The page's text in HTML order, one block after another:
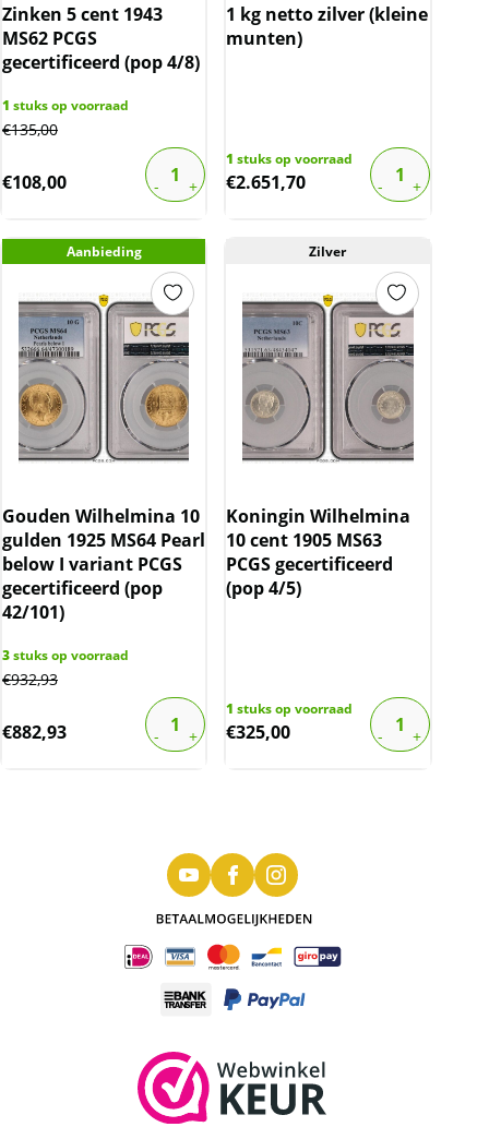
Zinken 5 cent 1943
MS62 PCGS
gecertificeerd (pop 4/8)
1 stuks op voorraad
€135,00
€108,00
1 kg netto zilver (kleine
munten)
1 stuks op voorraad
€2.651,70
Aanbieding
Gouden Wilhelmina 10
gulden 1925 MS64 Pearl
below I variant PCGS
gecertificeerd (pop
42/101)
3stuks op voorraad
€932,93
€882,93
Zilver
Koningin Wilhelmina
10 cent 1905 MS63
PCGS gecertificeerd
(pop 4/5)
1 stuks op voorraad
€325,00